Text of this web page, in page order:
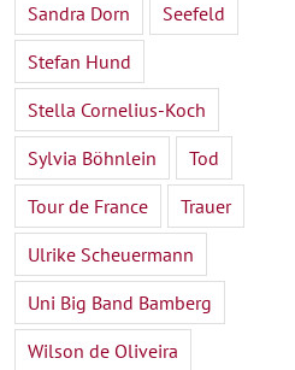
Sandra Dorn
Seefeld
Stefan Hund
Stella Cornelius-Koch
Sylvia Böhnlein
Tod
Tour de France
Trauer
Ulrike Scheuermann
Uni Big Band Bamberg
Wilson de Oliveira